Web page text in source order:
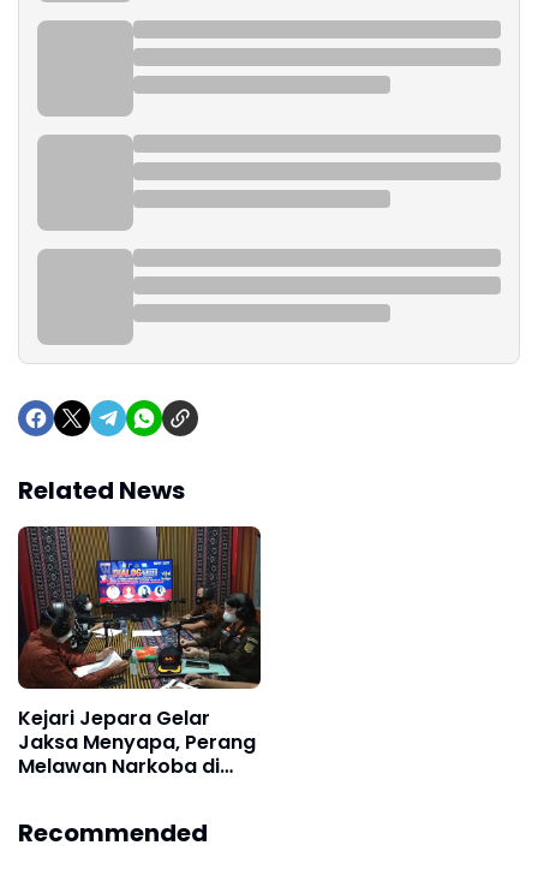
Related News
Kejari Jepara Gelar
Jaksa Menyapa, Perang
Melawan Narkoba di
Recommended